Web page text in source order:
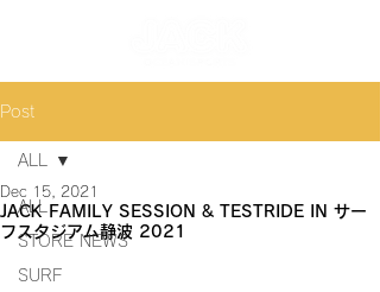
Post
ALL
STORE NEWS
SURF
ALL
JACK FAMILY SESSION & TESTRIDE IN サー
フスタジアム静波 2021
Dec 15, 2021